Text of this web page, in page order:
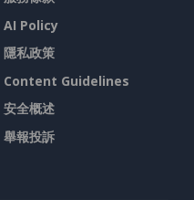
AI Policy
隱私政策
Content Guidelines
安全概述
舉報投訴